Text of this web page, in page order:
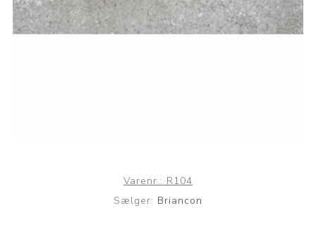
Varenr.: R104
Sælger: Briancon